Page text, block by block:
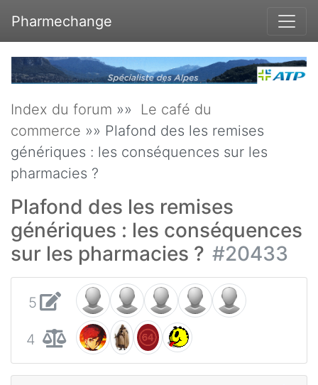
Pharmechange
Index du forum »» Le café du
commerce »» Plafond des les remises
génériques : les conséquences sur les
pharmacies ?
Plafond des les remises
génériques : les conséquences
sur les pharmacies ? #20433
5
4